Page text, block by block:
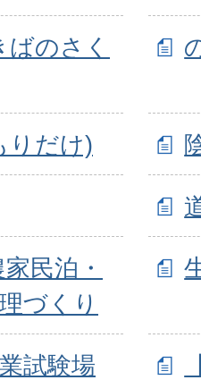
のさく
りだけ)
民泊・
づくり
試験場